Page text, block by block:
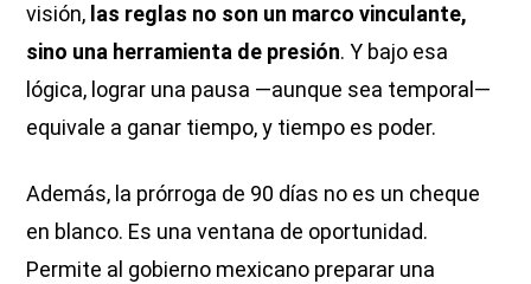
visión, las reglas no son un marco vinculante,
sino una herramienta de presión. Y bajo esa
lógica, lograr una pausa —aunque sea temporal—
equivale a ganar tiempo, y tiempo es poder.
Además, la prórroga de 90 días no es un cheque
en blanco. Es una ventana de oportunidad.
Permite al gobierno mexicano preparar una